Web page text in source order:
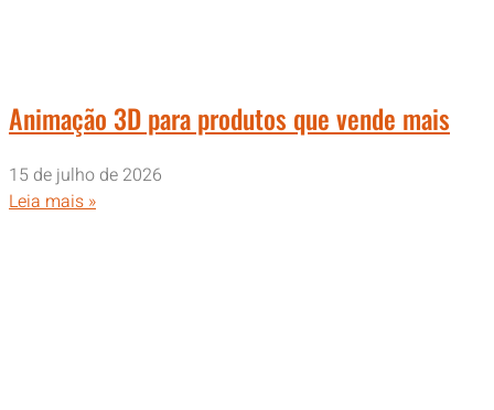
Animação 3D para produtos que vende mais
15 de julho de 2026
Leia mais »